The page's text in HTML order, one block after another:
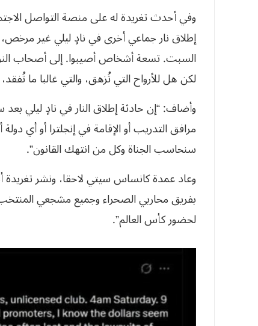
وفي أحدث تغريدة له على منصة التواصل
إطلاق نار جماعي أخرى في نادٍ ليلي غير
السبت. تسعة أشخاص أصيبوا. إلى أصحاب
لكن هل للأرواح التي تُزهق، والتي غالبا ما
وأضاف: “إن حادثة إطلاق النار في نادٍ ليلي
مرافق التدريب أو الإقامة في إنجلترا أو أي
سنحاسب الجناة وكل من انتهك القانون”.
وعاد عمدة كانساس سيتي لاحقا، ونشر تغريدة
بفريق محاربي الصحراء وجميع مشجعي
لحضور كأس العالم”.